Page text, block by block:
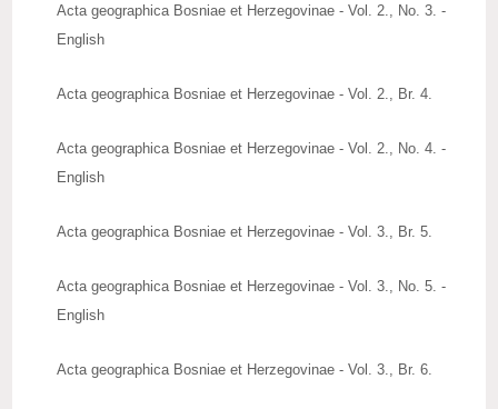
ZNAČAJNI DATUMI
REAGOVANJA
Acta geographica Bosniae et Herzegovinae - Vol. 2., No. 3. -
English
Acta geographica Bosniae et Herzegovinae - Vol. 2., Br. 4.
Acta geographica Bosniae et Herzegovinae - Vol. 2., No. 4. -
English
Acta geographica Bosniae et Herzegovinae - Vol. 3., Br. 5.
Acta geographica Bosniae et Herzegovinae - Vol. 3., No. 5. -
English
Acta geographica Bosniae et Herzegovinae - Vol. 3., Br. 6.